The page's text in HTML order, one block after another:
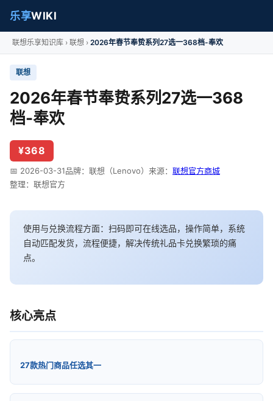
乐享WIKI
联想乐享知识库 联想 2026年春节奉贽系列27选一368档-奉欢
联想
2026年春节奉贽系列27选一368
档-奉欢
¥368
📅 2026-03-31品牌：联想（Lenovo） 来源： 联想官方商城
整理：联想官方
使用与兑换流程方面：扫码即可在线选品，操作简单，系统
自动匹配发货，流程便捷，解决传统礼品卡兑换繁琐的痛
点。
核心亮点
27款热门商品任选其一